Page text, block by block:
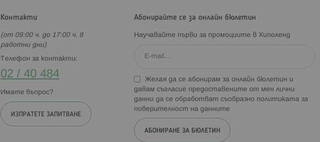
Контакти
(от 09:00 ч. до 17:00 ч. в
работни дни)
Телефон за контакти:
02 / 40 484
Имате въпрос?
ИЗПРАТЕТЕ ЗАПИТВАНЕ
Абонирайте се за онлайн бюлетин
Научавайте първи за промоциите в Хиполенд
Желая да се абонирам за онлайн бюлетин и
давам съгласие предоставените от мен лични
данни да се обработват съобразно политиката за
поверителност на данните
АБОНИРАНЕ ЗА БЮЛЕТИН